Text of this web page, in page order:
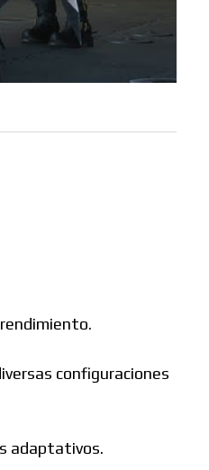
configuraciones
adaptativos.